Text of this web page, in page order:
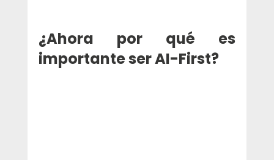
¿Ahora por qué es
importante ser AI-First?